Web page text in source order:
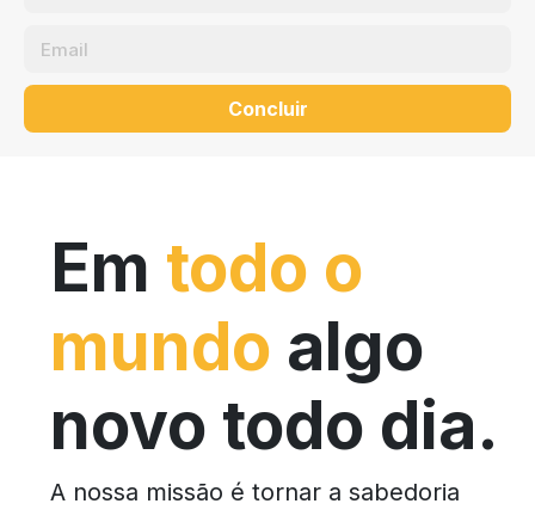
Concluir
Em todo o
mundo algo
novo todo dia.
A nossa missão é tornar a sabedoria